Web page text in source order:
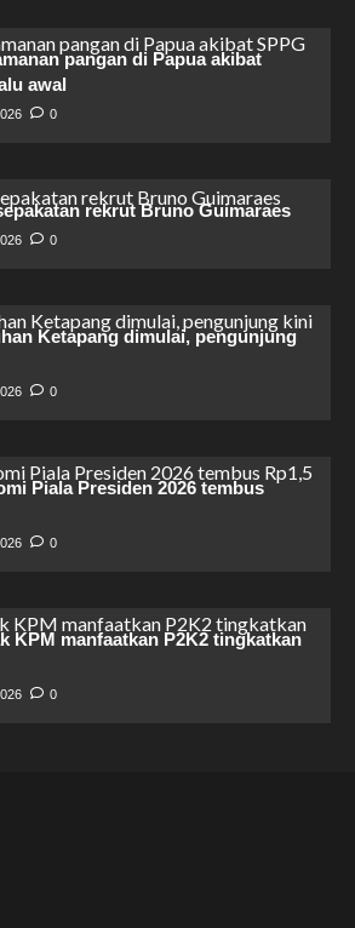
pangan di Papua akibat
awal
0
rekrut Bruno Guimaraes
0
Ketapang dimulai, pengunjung
0
Piala Presiden 2026 tembus
0
KPM manfaatkan P2K2 tingkatkan
0